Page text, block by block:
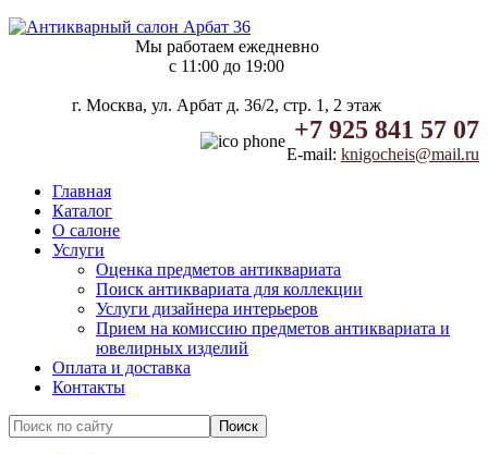
Мы работаем ежедневно
c 11:00 до 19:00
г. Москва, ул. Арбат д. 36/2, стр. 1, 2 этаж
+7 925 841 57 07
E-mail: knigocheis@mail.ru
Главная
Каталог
О салоне
Услуги
Оценка предметов антиквариата
Поиск антиквариата для коллекции
Услуги дизайнера интерьеров
Прием на комиссию предметов антиквариата и
ювелирных изделий
Оплата и доставка
Контакты